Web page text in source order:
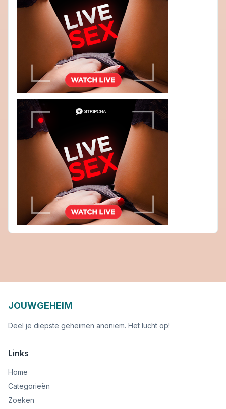
JOUWGEHEIM
Deel je diepste geheimen anoniem. Het lucht op!
Links
Home
Categorieën
Zoeken